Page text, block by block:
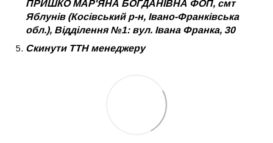
ПРИШКО МАР'ЯНА БОГДАНІВНА ФОП, смт
Яблунів (Косівський р-н, Івано-Франківська
обл.), Відділення №1: вул. Івана Франка, 30
Скинути ТТН менеджеру